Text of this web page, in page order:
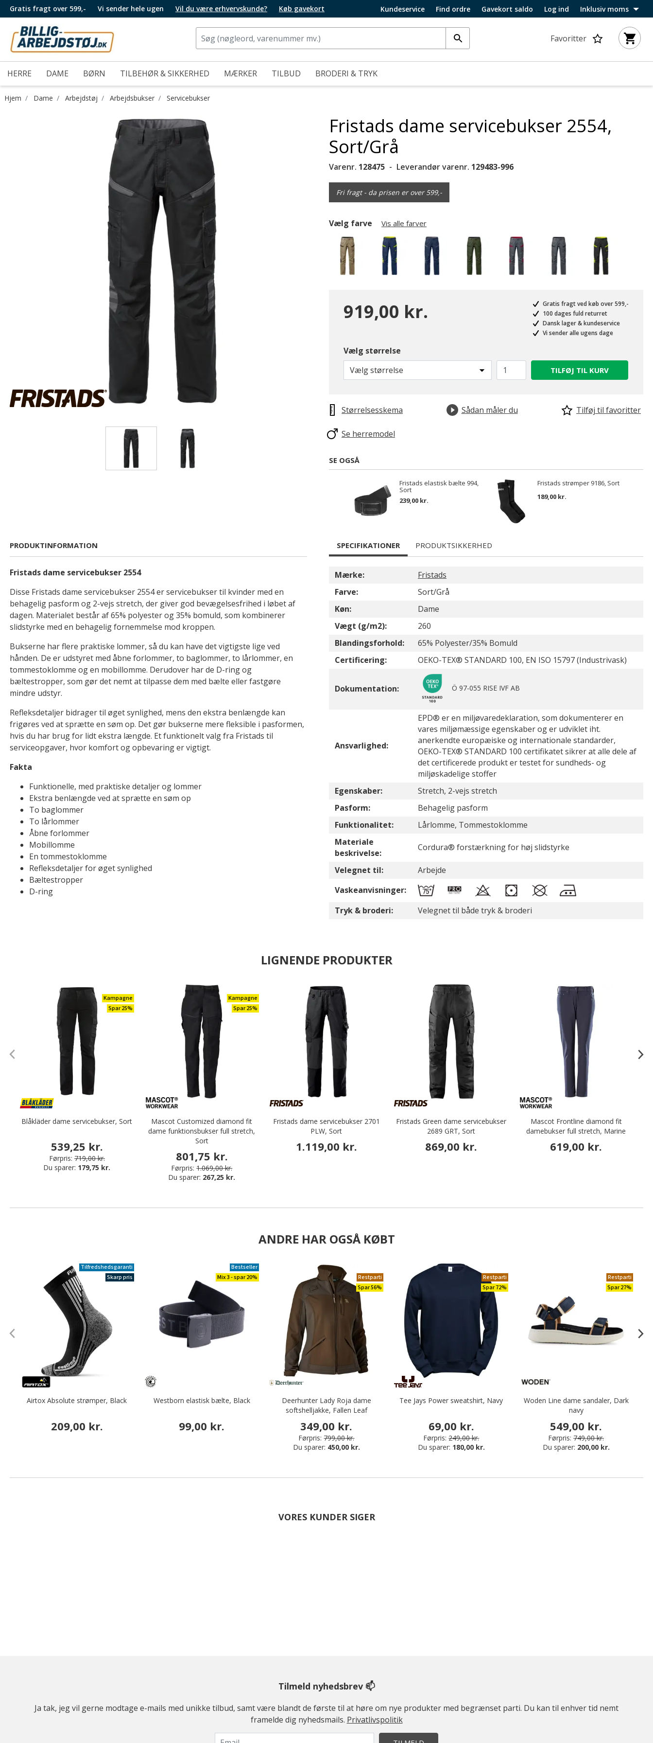
Gratis fragt over 599,- Vi sender hele ugen Vil du være erhvervskunde? Køb gavekort Kundeservice Find ordre Gavekort saldo Log ind Inklusiv moms
Favoritter
HERRE DAME BØRN TILBEHØR & SIKKERHED MÆRKER TILBUD BRODERI & TRYK
Hjem Dame Arbejdstøj Arbejdsbukser Servicebukser
Fristads dame servicebukser 2554,
Sort/Grå
Varenr. 128475 Leverandør varenr. 129483-996
Fri fragt - da prisen er over 599,-
Vælg farve Vis alle farver
919,00 kr.
Gratis fragt ved køb over 599,-
100 dages fuld returret
Dansk lager & kundeservice
Vi sender alle ugens dage
Vælg størrelse
Vælg størrelse
TILFØJ TIL KURV
Størrelsesskema Sådan måler du Tilføj til favoritter
Se herremodel
SE OGSÅ
Fristads elastisk bælte 994,
Sort
239,00 kr.
Fristads strømper 9186, Sort
189,00 kr.
PRODUKTINFORMATION
Fristads dame servicebukser 2554
Disse Fristads dame servicebukser 2554 er servicebukser til kvinder med en
behagelig pasform og 2-vejs stretch, der giver god bevægelsesfrihed i løbet af
dagen. Materialet består af 65% polyester og 35% bomuld, som kombinerer
slidstyrke med en behagelig fornemmelse mod kroppen.
Bukserne har flere praktiske lommer, så du kan have det vigtigste lige ved
hånden. De er udstyret med åbne forlommer, to baglommer, to lårlommer, en
tommestoklomme og en mobillomme. Derudover har de D-ring og
bæltestropper, som gør det nemt at tilpasse dem med bælte eller fastgøre
mindre udstyr.
Refleksdetaljer bidrager til øget synlighed, mens den ekstra benlængde kan
frigøres ved at sprætte en søm op. Det gør bukserne mere fleksible i pasformen,
hvis du har brug for lidt ekstra længde. Et funktionelt valg fra Fristads til
serviceopgaver, hvor komfort og opbevaring er vigtigt.
Fakta
Funktionelle, med praktiske detaljer og lommer
Ekstra benlængde ved at sprætte en søm op
To baglommer
To lårlommer
Åbne forlommer
Mobillomme
En tommestoklomme
Refleksdetaljer for øget synlighed
Bæltestropper
D-ring
SPECIFIKATIONER PRODUKTSIKKERHED
Mærke:
Fristads
Farve:
Sort/Grå
Køn:
Dame
Vægt (g/m2):
260
Blandingsforhold:
65% Polyester/35% Bomuld
Certificering:
OEKO-TEX® STANDARD 100, EN ISO 15797 (Industrivask)
Dokumentation: Ö 97-055 RISE IVF AB
Ansvarlighed:
EPD® er en miljøvaredeklaration, som dokumenterer en
vares miljømæssige egenskaber og er udviklet iht.
anerkendte europæiske og internationale standarder,
OEKO-TEX® STANDARD 100 certifikatet sikrer at alle dele af
det certificerede produkt er testet for sundheds- og
miljøskadelige stoffer
Egenskaber:
Stretch, 2-vejs stretch
Pasform:
Behagelig pasform
Funktionalitet:
Lårlomme, Tommestoklomme
Materiale
beskrivelse:
Cordura® forstærkning for høj slidstyrke
Velegnet til:
Arbejde
Vaskeanvisninger:
Tryk & broderi:
Velegnet til både tryk & broderi
LIGNENDE PRODUKTER
Kampagne
Spar 25%
Blåkläder dame servicebukser, Sort
539,25 kr.
Førpris: 719,00 kr.
Du sparer: 179,75 kr.
Kampagne
Spar 25%
Mascot Customized diamond fit
dame funktionsbukser full stretch,
Sort
801,75 kr.
Førpris: 1.069,00 kr.
Du sparer: 267,25 kr.
Fristads dame servicebukser 2701
PLW, Sort
1.119,00 kr.
Fristads Green dame servicebukser
2689 GRT, Sort
869,00 kr.
Mascot Frontline diamond fit
damebukser full stretch, Marine
619,00 kr.
ANDRE HAR OGSÅ KØBT
Tilfredshedsgaranti
Skarp pris
Airtox Absolute strømper, Black
209,00 kr.
Bestseller
Mix 3 - spar 20%
Westborn elastisk bælte, Black
99,00 kr.
Restparti
Spar 56%
Deerhunter Lady Roja dame
softshelljakke, Fallen Leaf
349,00 kr.
Førpris: 799,00 kr.
Du sparer: 450,00 kr.
Restparti
Spar 72%
Tee Jays Power sweatshirt, Navy
69,00 kr.
Førpris: 249,00 kr.
Du sparer: 180,00 kr.
Restparti
Spar 27%
Woden Line dame sandaler, Dark
navy
549,00 kr.
Førpris: 749,00 kr.
Du sparer: 200,00 kr.
VORES KUNDER SIGER
Tilmeld nyhedsbrev 📫
Ja tak, jeg vil gerne modtage e-mails med unikke tilbud, samt være blandt de første til at høre om nye produkter med begrænset parti. Du kan til enhver tid nemt
framelde dig nyhedsmails. Privatlivspolitik